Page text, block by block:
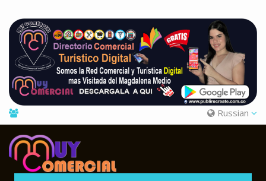
Russian